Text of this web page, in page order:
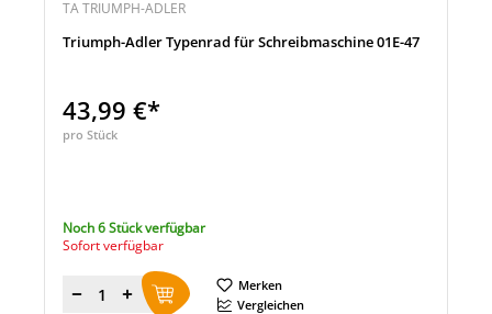
TA TRIUMPH-ADLER
Triumph-Adler Typenrad für Schreibmaschine 01E-47
43,99 €*
pro Stück
Noch 6 Stück verfügbar
Sofort verfügbar
Menge
Merken
Vergleichen